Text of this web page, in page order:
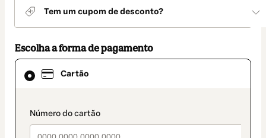
Tem um cupom de desconto?
Escolha a forma de pagamento
Cartão
payment_data.section_title_v2
Cartão
selecionado